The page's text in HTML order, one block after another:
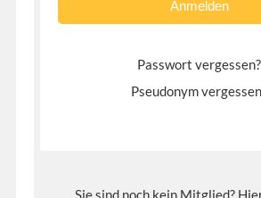
Passwort vergessen?
Pseudonym
Sie sind noch kein Mitglied?